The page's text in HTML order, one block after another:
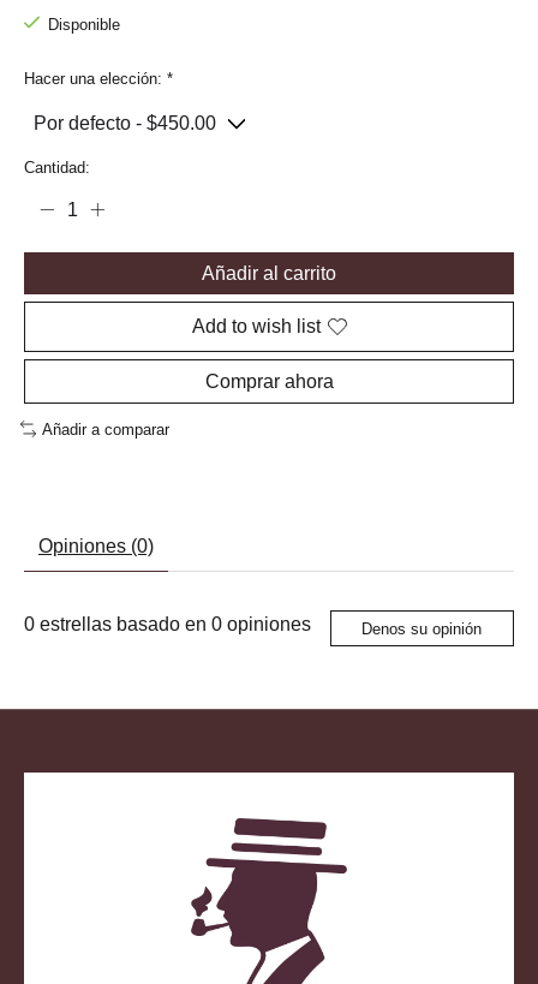
Disponible
Hacer una elección: *
Cantidad:
Añadir al carrito
Add to wish list
Comprar ahora
Añadir a comparar
Opiniones (0)
0 estrellas basado en 0 opiniones Denos su opinión